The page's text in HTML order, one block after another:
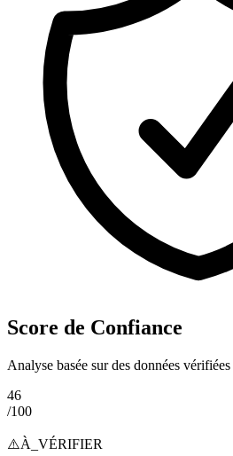
Score de Confiance
Analyse basée sur des données vérifiées
46
/100
⚠️À_VÉRIFIER